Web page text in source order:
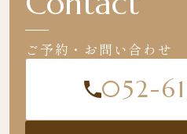
ご予約・お問い合わせ
052-